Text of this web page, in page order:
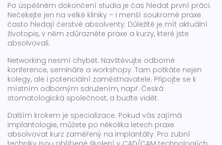
Po úspěšném dokončení studia je čas hledat první práci.
Nečekejte jen na velké kliniky – i menší soukromé praxe
často hledají čerstvé absolventy. Důležité je mít aktuální
životopis, v něm zdůrazněte praxe a kurzy, které jste
absolvovali.
Networking nesmí chybět. Navštěvujte odborné
konference, semináře a workshopy. Tam potkáte nejen
kolegy, ale i potenciální zaměstnavatele. Připojte se k
místním odborným sdružením, např. Česká
stomatologická společnost, a buďte vidět.
Dalším krokem je specializace. Pokud vás zajímá
implantologie, můžete po několika letech praxe
absolvovat kurz zaměřený na implantáty. Pro zubní